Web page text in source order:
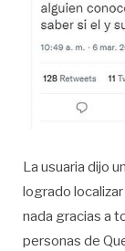
La usuaria dijo
logrado
nada gracias a
personas de